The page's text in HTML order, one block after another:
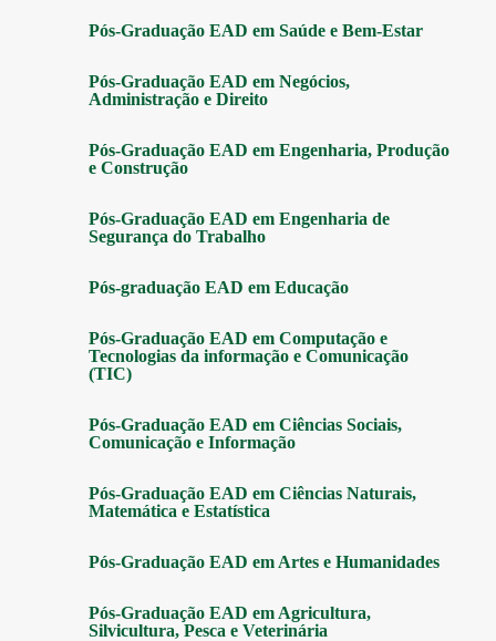
Pós-Graduação EAD em Saúde e Bem-Estar
Pós-Graduação EAD em Negócios,
Administração e Direito
Pós-Graduação EAD em Engenharia, Produção
e Construção
Pós-Graduação EAD em Engenharia de
Segurança do Trabalho
Pós-graduação EAD em Educação
Pós-Graduação EAD em Computação e
Tecnologias da informação e Comunicação
(TIC)
Pós-Graduação EAD em Ciências Sociais,
Comunicação e Informação
Pós-Graduação EAD em Ciências Naturais,
Matemática e Estatística
Pós-Graduação EAD em Artes e Humanidades
Pós-Graduação EAD em Agricultura,
Silvicultura, Pesca e Veterinária